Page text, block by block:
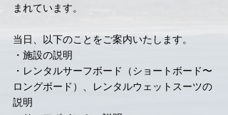
まれています。
当日、以下のことをご案内いたします。
・施設の説明
・レンタルサーフボード（ショートボード〜
ロングボード）、レンタルウェットスーツの
説明